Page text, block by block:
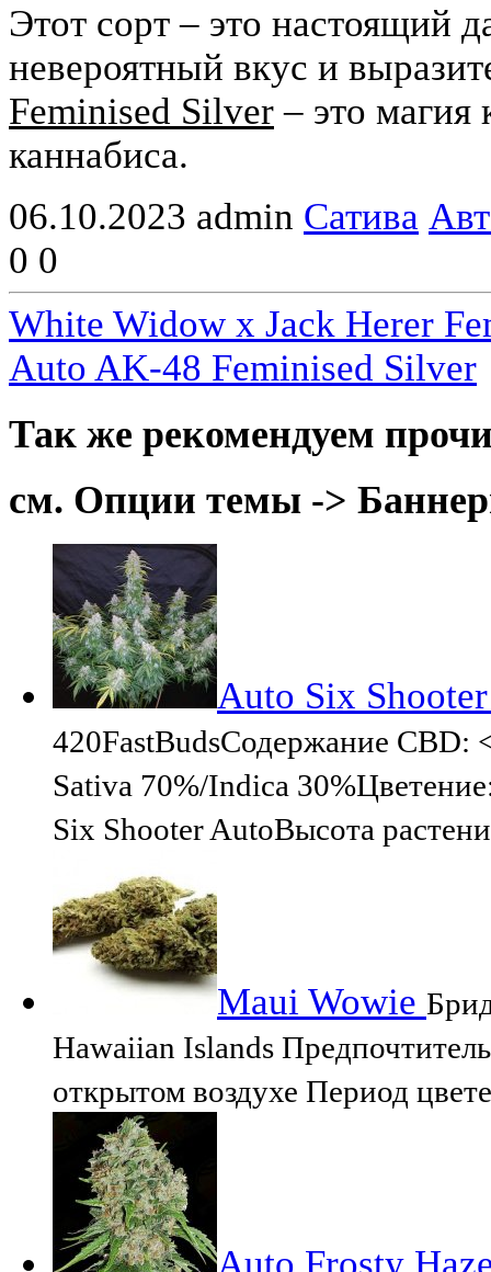
Этот сорт – это настоящий
невероятный вкус и
Feminised Silver – это магия
каннабиса.
06.10.2023 admin Сатива
0 0
White Widow x Jack Herer
Auto AK-48 Feminised Silver
Так же рекомендуем
см. Опции темы ->
Auto Six
420FastBudsСодержание
Sativa 70%/Indica
Six Shooter AutoВысота
Maui Wowie
Hawaiian Islands
открытом воздухе Период